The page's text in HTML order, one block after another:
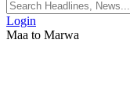
Login
Maa to Marwa